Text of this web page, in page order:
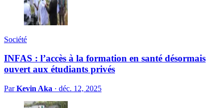
Société
INFAS : l’accès à la formation en santé désormais
ouvert aux étudiants privés
ParKevin Aka · déc. 12, 2025